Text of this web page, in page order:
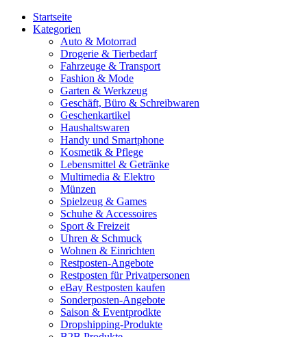
Startseite
Kategorien
Auto & Motorrad
Drogerie & Tierbedarf
Fahrzeuge & Transport
Fashion & Mode
Garten & Werkzeug
Geschäft, Büro & Schreibwaren
Geschenkartikel
Haushaltswaren
Handy und Smartphone
Kosmetik & Pflege
Lebensmittel & Getränke
Multimedia & Elektro
Münzen
Spielzeug & Games
Schuhe & Accessoires
Sport & Freizeit
Uhren & Schmuck
Wohnen & Einrichten
Restposten-Angebote
Restposten für Privatpersonen
eBay Restposten kaufen
Sonderposten-Angebote
Saison & Eventprodkte
Dropshipping-Produkte